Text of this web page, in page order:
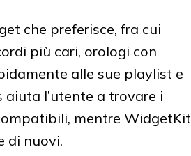
che preferisce, fra cui
più cari, orologi con
alle sue playlist e
l’utente a trovare i
mentre WidgetKit
di nuovi.